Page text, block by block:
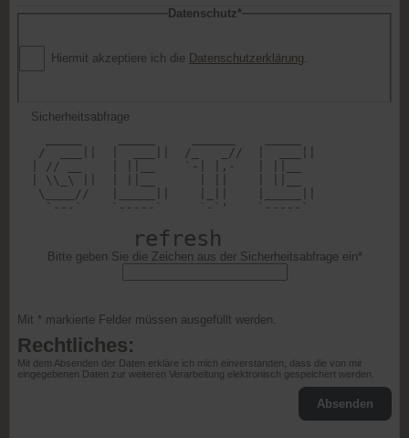
Datenschutz*
Hiermit akzeptiere ich die Datenschutzerklärung
Sicherheitsabfrage
/  ___||  |  ___||  /_   _//  |  ___||
| // __    | ||__    `-| |,-   | ||__
| \\_\ ||  | ||__      | ||    | ||__
\____//   |_____||    |_||    |_____||
  `---`    `-----`     `-`'    `-----`
refresh
Bitte geben Sie die Zeichen aus der Sicherheitsabfrage ein*
Mit * markierte Felder müssen ausgefüllt werden.
Rechtliches:
Mit dem Absenden der Daten erkläre ich mich einverstanden, dass die von mir
eingegebenen Daten zur weiteren Verarbeitung elektronisch gespeichert werden.